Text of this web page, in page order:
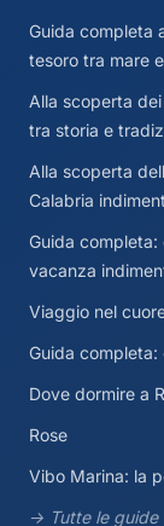
Guida completa
tesoro tra mare
Alla scoperta
tra storia e
Alla scoperta
Calabria
Guida completa:
vacanza
Viaggio nel
Guida completa:
Dove dormire a
Rose
Vibo Marina: la
→ Tutte le guide